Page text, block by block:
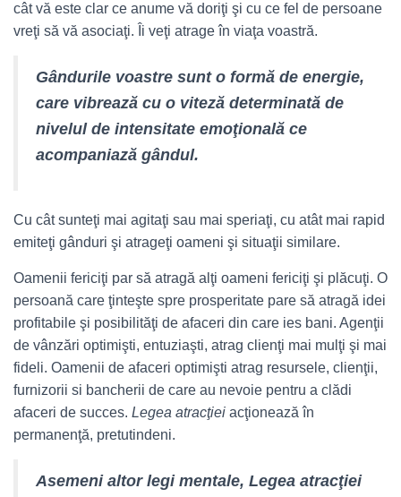
cât vă este clar ce anume vă doriţi şi cu ce fel de persoane
vreţi să vă asociaţi. Îi veţi atrage în viaţa voastră.
Gândurile voastre sunt o formă de energie,
care vibrează cu o viteză determinată de
nivelul de intensitate emoţională ce
acompaniază gândul.
Cu cât sunteţi mai agitaţi sau mai speriaţi, cu atât mai rapid
emiteţi gânduri şi atrageţi oameni şi situaţii similare.
Oamenii fericiţi par să atragă alţi oameni fericiţi şi plăcuţi. O
persoană care ţinteşte spre prosperitate pare să atragă idei
profitabile şi posibilităţi de afaceri din care ies bani. Agenţii
de vânzări optimişti, entuziaşti, atrag clienţi mai mulţi şi mai
fideli. Oamenii de afaceri optimişti atrag resursele, clienţii,
furnizorii si bancherii de care au nevoie pentru a clădi
afaceri de succes. Legea atracţiei acţionează în
permanenţă, pretutindeni.
Asemeni altor legi mentale, Legea atracţiei